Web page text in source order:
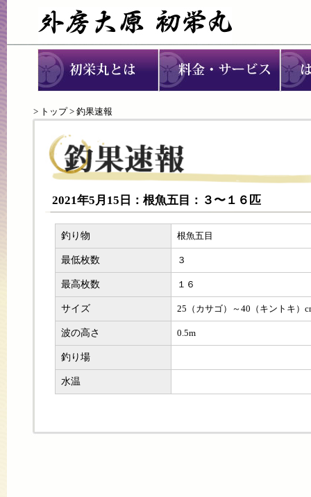
> トップ> 釣果速報
2021年5月15日：根魚五目：３〜１６匹
釣り物 根魚五目
最低枚数 ３
最高枚数 １６
サイズ 25（カサゴ）～40（キントキ）
波の高さ 0.5m
釣り場
水温